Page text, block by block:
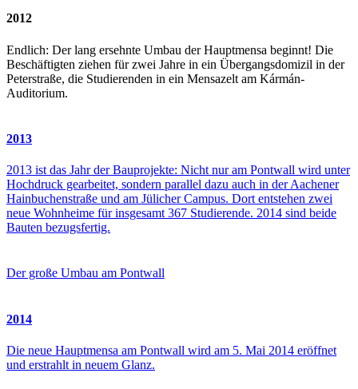
2012
Endlich: Der lang ersehnte Umbau der Hauptmensa beginnt! Die
Beschäftigten ziehen für zwei Jahre in ein Übergangsdomizil in der
Peterstraße, die Studierenden in ein Mensazelt am Kármán-
Auditorium.
2013
2013 ist das Jahr der Bauprojekte: Nicht nur am Pontwall wird unter
Hochdruck gearbeitet, sondern parallel dazu auch in der Aachener
Hainbuchenstraße und am Jülicher Campus. Dort entstehen zwei
neue Wohnheime für insgesamt 367 Studierende. 2014 sind beide
Bauten bezugsfertig.
Der große Umbau am Pontwall
2014
Die neue Hauptmensa am Pontwall wird am 5. Mai 2014 eröffnet
und erstrahlt in neuem Glanz.